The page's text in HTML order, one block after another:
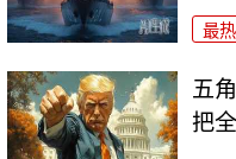
最热
五
把